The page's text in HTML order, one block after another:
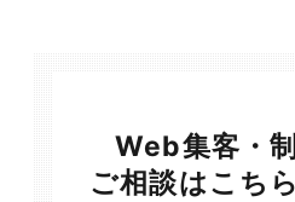
Web集客・
ご相談はこち